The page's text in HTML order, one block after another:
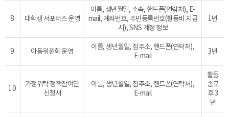
8 대학생 서포터즈 운영
이름, 생년월일, 소속, 핸드폰(연락처), E-
mail, 계좌번호, 주민등록번호(활동비 지급
시), SNS 계정 정보
1년
9 아동위원회 운영
이름, 생년월일, 집주소, 핸드폰(연락처),
E-mail
3년
10
가정위탁 정책참여단
신청서
이름, 생년월일, 집주소, 핸드폰(연락처),
E-mail
활동
종료
후 3
년